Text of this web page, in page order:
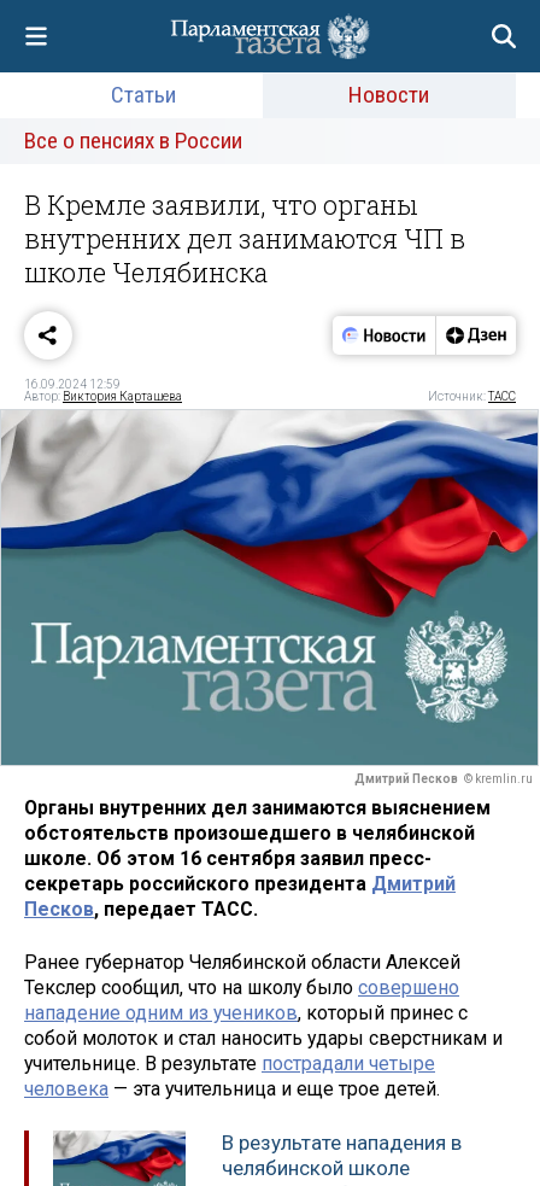
Статьи
Новости
Все о пенсиях в России
В Кремле заявили, что органы
внутренних дел занимаются ЧП в
школе Челябинска
16.09.2024 12:59
Автор: Виктория Карташева Источник:ТАСС
Дмитрий Песков © kremlin.ru
Органы внутренних дел занимаются выяснением
обстоятельств произошедшего в челябинской
школе. Об этом 16 сентября заявил пресс-
секретарь российского президента Дмитрий
Песков, передает ТАСС.
Ранее губернатор Челябинской области Алексей
Текслер сообщил, что на школу было совершено
нападение одним из учеников, который принес с
собой молоток и стал наносить удары сверстникам и
учительнице. В результате пострадали четыре
человека — эта учительница и еще трое детей.
В результате нападения в
челябинской школе